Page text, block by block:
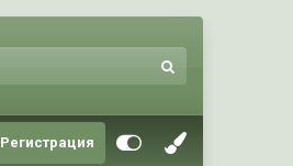
Регистрация